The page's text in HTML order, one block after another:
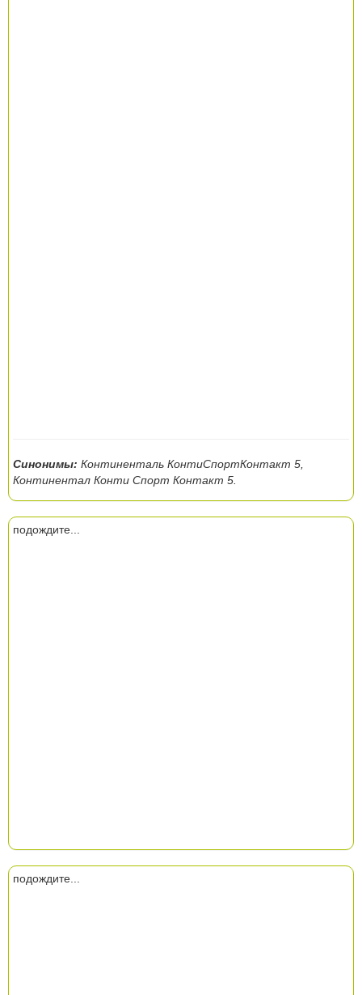
Синонимы: Континенталь КонтиСпортКонтакт 5,
Континентал Конти Спорт Контакт 5.
подождите...
подождите...